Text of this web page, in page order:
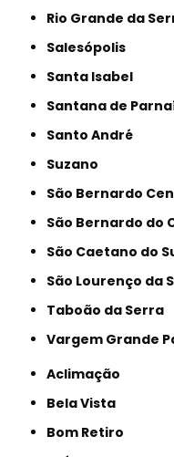
Rio Grande da
Salesópolis
Santa Isabel
Santana de
Santo André
Suzano
São Bernardo
São Bernardo do
São Caetano do
São Lourenço da
Taboão da Serra
Vargem Grande
Aclimação
Bela Vista
Bom Retiro